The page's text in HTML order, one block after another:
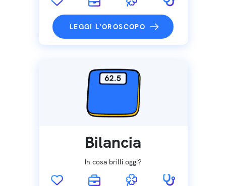
LEGGI L'OROSCOPO
Bilancia
In cosa brilli oggi?